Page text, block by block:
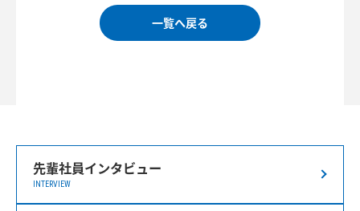
一覧へ戻る
先輩社員インタビュー
INTERVIEW